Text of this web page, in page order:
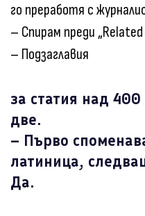
го преработя с
– Спирам преди
– Подзаглавия
за статия над
две.
– Първо
латиница,
Да.